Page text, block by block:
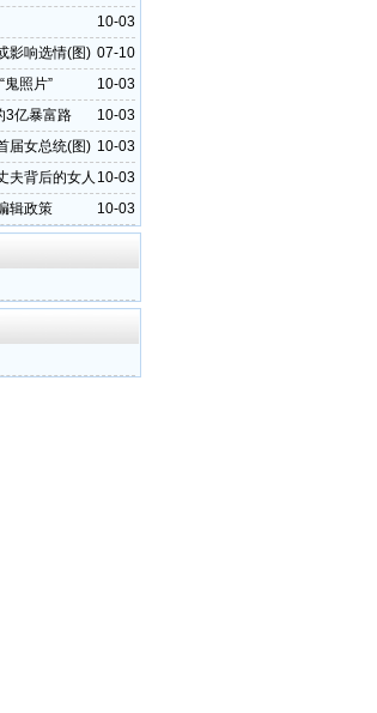
10-03
07-10
影响选情(图)
10-03
鬼照片”
10-03
3亿暴富路
10-03
届女总统(图)
10-03
夫背后的女人
10-03
辑政策